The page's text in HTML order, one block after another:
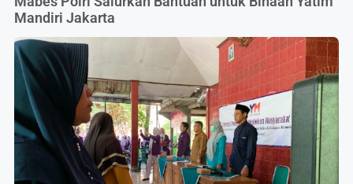
Mandiri Jakarta